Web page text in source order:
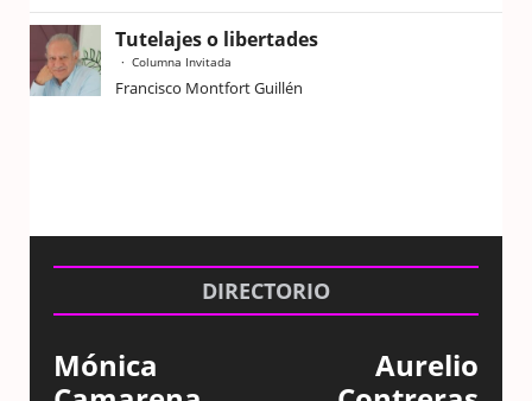
Tutelajes o libertades
Columna Invitada
Francisco Montfort Guillén
DIRECTORIO
Mónica
Aurelio